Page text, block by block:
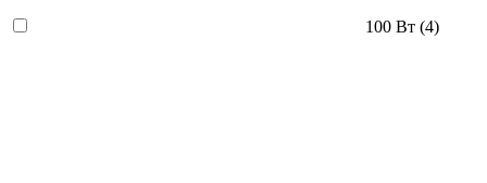
100 Вт (4)